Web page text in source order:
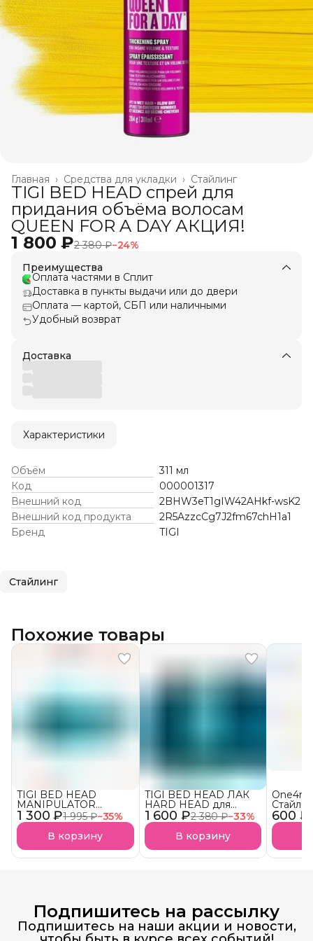
Стайлинг
Средства для укладки ›
Главная ›
TIGI BED HEAD спрей для
придания объёма волосам
QUEEN FOR A DAY АКЦИЯ!
1 800 ₽2 380 ₽−24%
Преимущества
Оплата частями в Сплит
Доставка в пункты выдачи или до двери
Оплата — картой, СБП или наличными
Удобный возврат
Доставка
Характеристики
Объём
311 мл
Код
000001317
Внешний код
2BHW3eT1gIW42AHkf-wsK2
Внешний код продукта
2R5AzzcCg7J2fm67chH1a1
Бренд
TIGI
Стайлинг
Похожие товары
1 300 ₽1 995 ₽−35%
TIGI BED HEAD
MANIPULATOR
текстурирующая паста
для волос АКЦИЯ!
В корзину
1 600 ₽2 380 ₽−33%
TIGI BED HEAD ЛАК
HARD HEAD для
супер сильной
фиксации АКЦИЯ!
В корзину
600 ₽
четких
Подпишитесь на рассылку
Подпишитесь на наши акции и новости,